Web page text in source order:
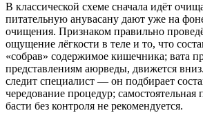
В классической схеме сначала идёт
питательную анувасану дают уже на
очищения. Признаком правильно
ощущение лёгкости в теле и то, что
«собрав» содержимое кишечника; вата
представлениям аюрведы, движется
следит специалист — он подбирает
чередование процедур; самостоятельная
басти без контроля не рекомендуется.